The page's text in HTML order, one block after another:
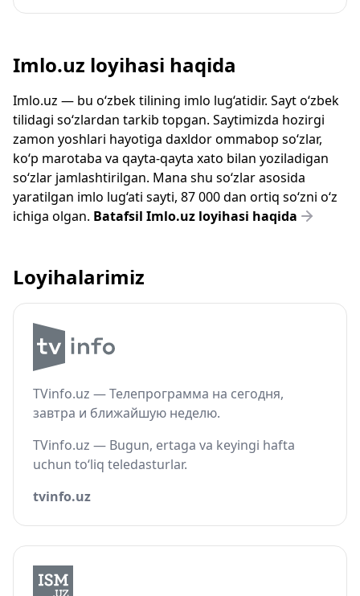
Imlo.uz loyihasi haqida
Imlo.uz — bu o‘zbek tilining imlo lug‘atidir. Sayt o‘zbek
tilidagi so‘zlardan tarkib topgan. Saytimizda hozirgi
zamon yoshlari hayotiga daxldor ommabop so‘zlar,
ko‘p marotaba va qayta-qayta xato bilan yoziladigan
so‘zlar jamlashtirilgan. Mana shu so‘zlar asosida
yaratilgan imlo lug‘ati sayti, 87 000 dan ortiq so‘zni o‘z
ichiga olgan. Batafsil Imlo.uz loyihasi haqida
Loyihalarimiz
TVinfo.uz — Телепрограмма на сегодня,
завтра и ближайшую неделю.
TVinfo.uz — Bugun, ertaga va keyingi hafta
uchun to‘liq teledasturlar.
tvinfo.uz